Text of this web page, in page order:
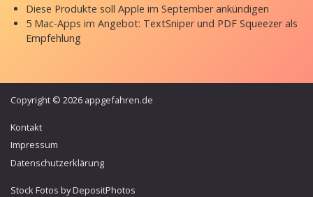
Diese Produkte soll Apple im September ankündigen
5 Mac-Apps im Angebot: TextSniper und PDF Squeezer als
Empfehlung
Copyright © 2026 appgefahren.de
Kontakt
Impressum
Datenschutzerklärung
Stock Fotos by DepositPhotos